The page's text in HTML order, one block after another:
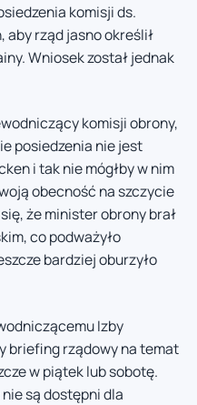
komisji ds.
rząd jasno określił
Wniosek został jednak
komisji obrony,
posiedzenia nie jest
i tak nie mógłby w nim
obecność na szczycie
że minister obrony brał
co podważyło
bardziej oburzyło
Izby
briefing rządowy na temat
w piątek lub sobotę.
są dostępni dla